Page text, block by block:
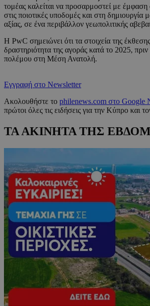
τομέας καλείται να προσαρμοστεί με έμφαση
στις ποιοτικές υποδομές και στη
αξίας, σε ένα περιβάλλον γεωπολιτικής
Η PwC σημειώνει ότι τα στοιχεία της
δραστηριότητα της αγοράς κατά το 2025,
πολέμου στη Μέση Ανατολή.
Εγγραφή στο Newsletter
Ακολουθήστε το philenews.com στο Google
πρώτοι όλες τις ειδήσεις για την Κύπρο και
ΤΑ ΑΚΙΝΗΤΑ ΤΗΣ